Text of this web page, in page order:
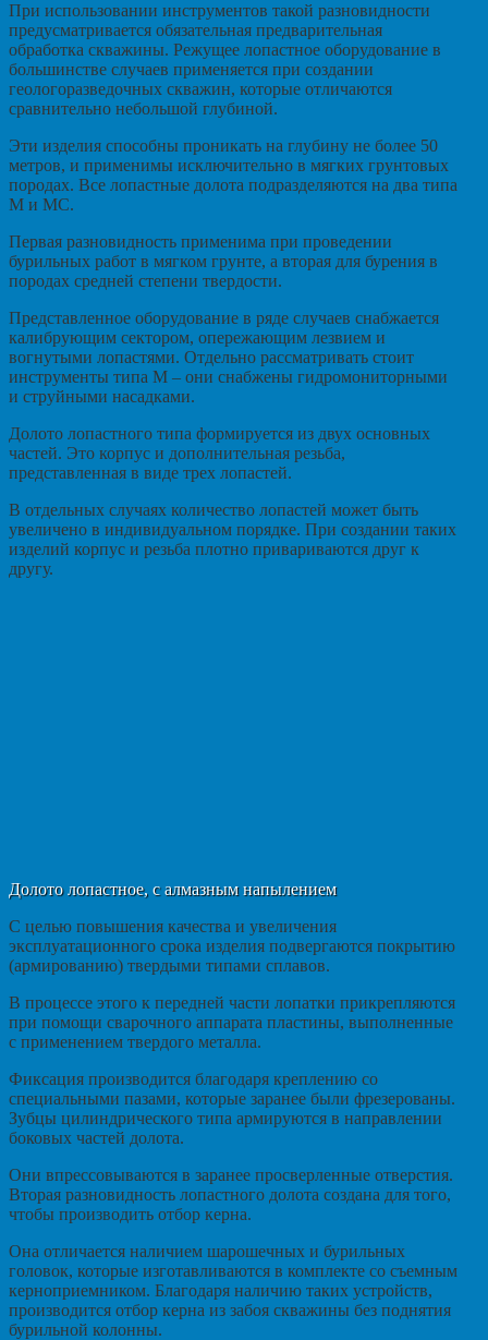
При использовании инструментов такой разновидности
предусматривается обязательная предварительная
обработка скважины. Режущее лопастное оборудование в
большинстве случаев применяется при создании
геологоразведочных скважин, которые отличаются
сравнительно небольшой глубиной.
Эти изделия способны проникать на глубину не более 50
метров, и применимы исключительно в мягких грунтовых
породах. Все лопастные долота подразделяются на два типа
М и МС.
Первая разновидность применима при проведении
бурильных работ в мягком грунте, а вторая для бурения в
породах средней степени твердости.
Представленное оборудование в ряде случаев снабжается
калибрующим сектором, опережающим лезвием и
вогнутыми лопастями. Отдельно рассматривать стоит
инструменты типа М – они снабжены гидромониторными
и струйными насадками.
Долото лопастного типа формируется из двух основных
частей. Это корпус и дополнительная резьба,
представленная в виде трех лопастей.
В отдельных случаях количество лопастей может быть
увеличено в индивидуальном порядке. При создании таких
изделий корпус и резьба плотно привариваются друг к
другу.
Долото лопастное, с алмазным напылением
С целью повышения качества и увеличения
эксплуатационного срока изделия подвергаются покрытию
(армированию) твердыми типами сплавов.
В процессе этого к передней части лопатки прикрепляются
при помощи сварочного аппарата пластины, выполненные
с применением твердого металла.
Фиксация производится благодаря креплению со
специальными пазами, которые заранее были фрезерованы.
Зубцы цилиндрического типа армируются в направлении
боковых частей долота.
Они впрессовываются в заранее просверленные отверстия.
Вторая разновидность лопастного долота создана для того,
чтобы производить отбор керна.
Она отличается наличием шарошечных и бурильных
головок, которые изготавливаются в комплекте со съемным
керноприемником. Благодаря наличию таких устройств,
производится отбор керна из забоя скважины без поднятия
бурильной колонны.